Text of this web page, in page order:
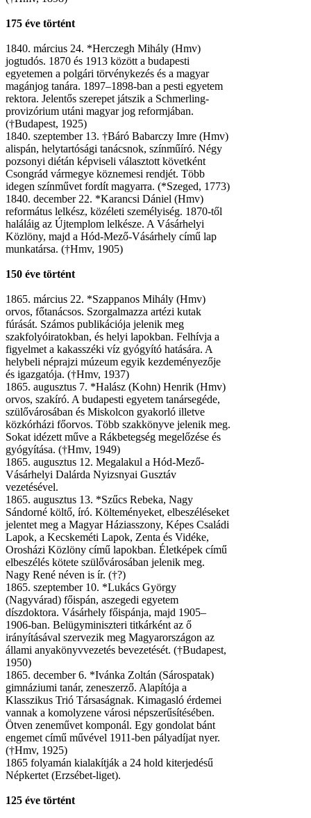
175 éve történt
1840. március 24. *Herczegh Mihály (Hmv)
jogtudós. 1870 és 1913 között a budapesti
egyetemen a polgári törvénykezés és a magyar
magánjog tanára. 1897–1898-ban a pesti egyetem
rektora. Jelentős szerepet játszik a Schmerling-
provizórium utáni magyar jog reformjában.
(†Budapest, 1925)
1840. szeptember 13. †Báró Babarczy Imre (Hmv)
alispán, helytartósági tanácsnok, színműíró. Négy
pozsonyi diétán képviseli választott követként
Csongrád vármegye köznemesi rendjét. Több
idegen színművet fordít magyarra. (*Szeged, 1773)
1840. december 22. *Karancsi Dániel (Hmv)
református lelkész, közéleti személyiség. 1870-től
haláláig az Újtemplom lelkésze. A Vásárhelyi
Közlöny, majd a Hód-Mező-Vásárhely című lap
munkatársa. (†Hmv, 1905)
150 éve történt
1865. március 22. *Szappanos Mihály (Hmv)
orvos, főtanácsos. Szorgalmazza artézi kutak
fúrását. Számos publikációja jelenik meg
szakfolyóiratokban, és helyi lapokban. Felhívja a
figyelmet a kakasszéki víz gyógyító hatására. A
helybeli néprajzi múzeum egyik kezdeményezője
és igazgatója. (†Hmv, 1937)
1865. augusztus 7. *Halász (Kohn) Henrik (Hmv)
orvos, szakíró. A budapesti egyetem tanársegéde,
szülővárosában és Miskolcon gyakorló illetve
közkórházi főorvos. Több szakkönyve jelenik meg.
Sokat idézett műve a Rákbetegség megelőzése és
gyógyítása. (†Hmv, 1949)
1865. augusztus 12. Megalakul a Hód-Mező-
Vásárhelyi Dalárda Nyizsnyai Gusztáv
vezetésével.
1865. augusztus 13. *Szűcs Rebeka, Nagy
Sándorné költő, író. Költeményeket, elbeszéléseket
jelentet meg a Magyar Háziasszony, Képes Családi
Lapok, a Kecskeméti Lapok, Zenta és Vidéke,
Orosházi Közlöny című lapokban. Életképek című
elbeszélés kötete szülővárosában jelenik meg.
Nagy René néven is ír. (†?)
1865. szeptember 10. *Lukács György
(Nagyvárad) főispán, aszegedi egyetem
díszdoktora. Vásárhely főispánja, majd 1905–
1906-ban. Belügyminiszteri titkárként az ő
irányításával szervezik meg Magyarországon az
állami anyakönyvvezetés bevezetését. (†Budapest,
1950)
1865. december 6. *Ivánka Zoltán (Sárospatak)
gimnáziumi tanár, zeneszerző. Alapítója a
Klasszikus Trió Társaságnak. Kimagasló érdemei
vannak a komolyzene városi népszerűsítésében.
Ötven zeneművet komponál. Egy gondolat bánt
engemet című művével 1911-ben pályadíjat nyer.
(†Hmv, 1925)
1865 folyamán kialakítják a 24 hold kiterjedésű
Népkertet (Erzsébet-liget).
125 éve történt